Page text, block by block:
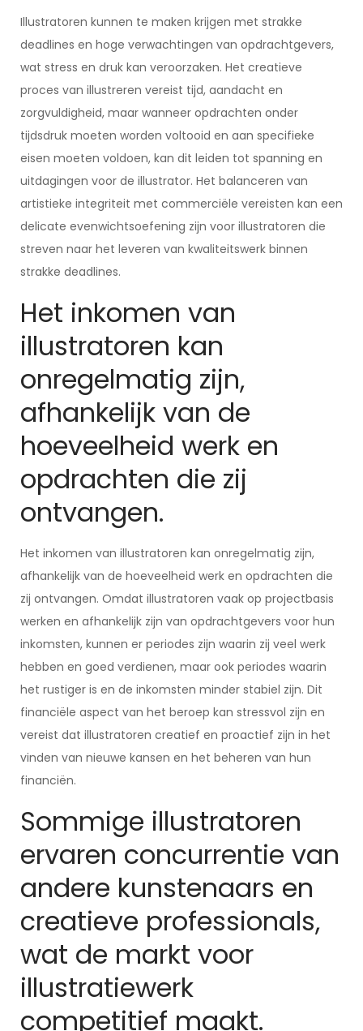
Illustratoren kunnen te maken krijgen met strakke
deadlines en hoge verwachtingen van opdrachtgevers,
wat stress en druk kan veroorzaken. Het creatieve
proces van illustreren vereist tijd, aandacht en
zorgvuldigheid, maar wanneer opdrachten onder
tijdsdruk moeten worden voltooid en aan specifieke
eisen moeten voldoen, kan dit leiden tot spanning en
uitdagingen voor de illustrator. Het balanceren van
artistieke integriteit met commerciële vereisten kan een
delicate evenwichtsoefening zijn voor illustratoren die
streven naar het leveren van kwaliteitswerk binnen
strakke deadlines.
Het inkomen van
illustratoren kan
onregelmatig zijn,
afhankelijk van de
hoeveelheid werk en
opdrachten die zij
ontvangen.
Het inkomen van illustratoren kan onregelmatig zijn,
afhankelijk van de hoeveelheid werk en opdrachten die
zij ontvangen. Omdat illustratoren vaak op projectbasis
werken en afhankelijk zijn van opdrachtgevers voor hun
inkomsten, kunnen er periodes zijn waarin zij veel werk
hebben en goed verdienen, maar ook periodes waarin
het rustiger is en de inkomsten minder stabiel zijn. Dit
financiële aspect van het beroep kan stressvol zijn en
vereist dat illustratoren creatief en proactief zijn in het
vinden van nieuwe kansen en het beheren van hun
financiën.
Sommige illustratoren
ervaren concurrentie van
andere kunstenaars en
creatieve professionals,
wat de markt voor
illustratiewerk
competitief maakt.